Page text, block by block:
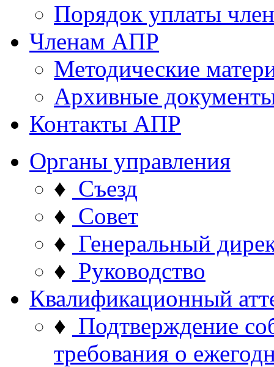
Порядок уплаты
Членам АПР
Методические
Архивные
Контакты АПР
Органы управления
♦ Съезд
♦ Совет
♦ Генеральный
♦ Руководство
Квалификационный
♦ Подтверждение
требования о